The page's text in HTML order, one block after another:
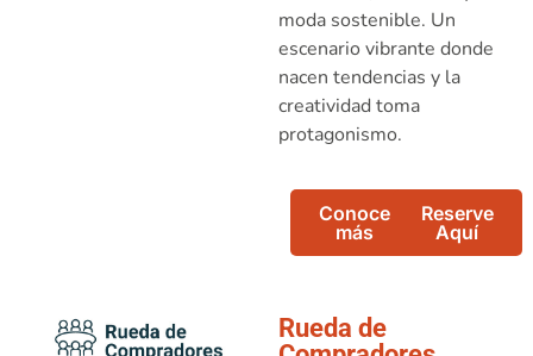
moda sostenible. Un
escenario vibrante donde
nacen tendencias y la
creatividad toma
protagonismo.
Conoce
más
Reserve
Aquí
Rueda de